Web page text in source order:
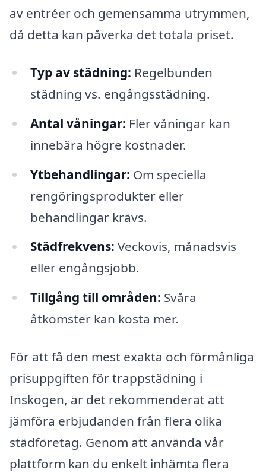
av entréer och gemensamma utrymmen,
då detta kan påverka det totala priset.
Typ av städning: Regelbunden
städning vs. engångsstädning.
Antal våningar: Fler våningar kan
innebära högre kostnader.
Ytbehandlingar: Om speciella
rengöringsprodukter eller
behandlingar krävs.
Städfrekvens: Veckovis, månadsvis
eller engångsjobb.
Tillgång till områden: Svåra
åtkomster kan kosta mer.
För att få den mest exakta och förmånliga
prisuppgiften för trappstädning i
Inskogen, är det rekommenderat att
jämföra erbjudanden från flera olika
städföretag. Genom att använda vår
plattform kan du enkelt inhämta flera